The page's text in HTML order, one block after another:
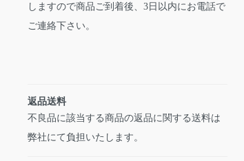
しますので商品ご到着後、3日以内にお電話で
ご連絡下さい。
返品送料
不良品に該当する商品の返品に関する送料は
弊社にて負担いたします。